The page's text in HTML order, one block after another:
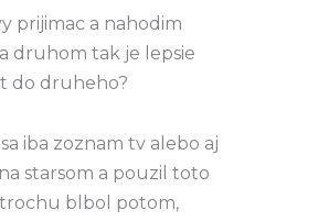
prijimac a nahodim
druhom tak je lepsie
do druheho?
iba zoznam tv alebo aj
starsom a pouzil toto
trochu blbol potom,